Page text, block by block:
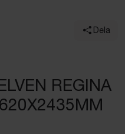
Dela
REGINA